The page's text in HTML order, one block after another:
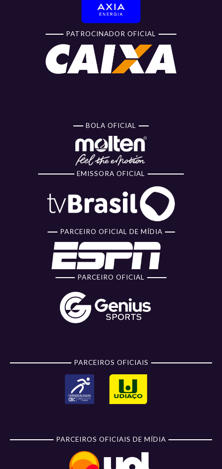
PATROCINADOR OFICIAL
BOLA OFICIAL
EMISSORA OFICIAL
PARCEIRO OFICIAL DE MÍDIA
PARCEIRO OFICIAL
PARCEIROS OFICIAIS
PARCEIROS OFICIAIS DE MÍDIA